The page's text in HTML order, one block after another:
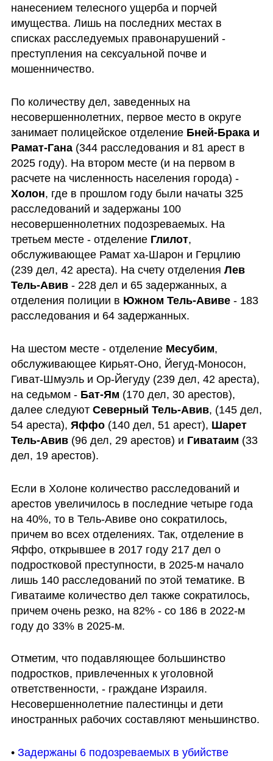
нанесением телесного ущерба и порчей
имущества. Лишь на последних местах в
списках расследуемых правонарушений -
преступления на сексуальной почве и
мошенничество.
По количеству дел, заведенных на
несовершеннолетних, первое место в округе
занимает полицейское отделение Бней-Брака и
Рамат-Гана (344 расследования и 81 арест в
2025 году). На втором месте (и на первом в
расчете на численность населения города) -
Холон, где в прошлом году были начаты 325
расследований и задержаны 100
несовершеннолетних подозреваемых. На
третьем месте - отделение Глилот,
обслуживающее Рамат ха-Шарон и Герцлию
(239 дел, 42 ареста). На счету отделения Лев
Тель-Авив - 228 дел и 65 задержанных, а
отделения полиции в Южном Тель-Авиве - 183
расследования и 64 задержанных.
На шестом месте - отделение Месубим,
обслуживающее Кирьят-Оно, Йегуд-Моносон,
Гиват-Шмуэль и Ор-Йегуду (239 дел, 42 ареста),
на седьмом - Бат-Ям (170 дел, 30 арестов),
далее следуют Северный Тель-Авив, (145 дел,
54 ареста), Яффо (140 дел, 51 арест), Шарет
Тель-Авив (96 дел, 29 арестов) и Гиватаим (33
дел, 19 арестов).
Если в Холоне количество расследований и
арестов увеличилось в последние четыре года
на 40%, то в Тель-Авиве оно сократилось,
причем во всех отделениях. Так, отделение в
Яффо, открывшее в 2017 году 217 дел о
подростковой преступности, в 2025-м начало
лишь 140 расследований по этой тематике. В
Гиватаиме количество дел также сократилось,
причем очень резко, на 82% - со 186 в 2022-м
году до 33% в 2025-м.
Отметим, что подавляющее большинство
подростков, привлеченных к уголовной
ответственности, - граждане Израиля.
Несовершеннолетние палестинцы и дети
иностранных рабочих составляют меньшинство.
• Задержаны 6 подозреваемых в убийстве